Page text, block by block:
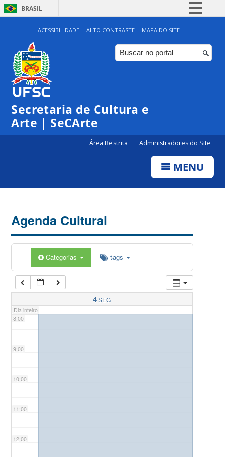
BRASIL
Simplifique!
Comunica BR
Participe
ACESSIBILIDADE ALTO CONTRASTE MAPA DO SITE
Secretaria de Cultura e
Arte | SeCArte
Área Restrita Administradores do Site
MENU
Agenda Cultural
Categorias tags
4SEG
Dia inteiro
0:00
1:00
5:00
7:00
8:00
9:00
10:00
11:00
12:00
◤Inscrições | Projeto 12:30